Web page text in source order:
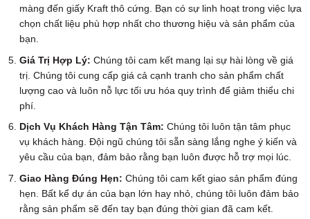
màng đến giấy Kraft thô cứng. Bạn có sự linh hoạt trong việc lựa
chọn chất liệu phù hợp nhất cho thương hiệu và sản phẩm của
bạn.
Giá Trị Hợp Lý: Chúng tôi cam kết mang lại sự hài lòng về giá
trị. Chúng tôi cung cấp giá cả cạnh tranh cho sản phẩm chất
lượng cao và luôn nỗ lực tối ưu hóa quy trình để giảm thiểu chi
phí.
Dịch Vụ Khách Hàng Tận Tâm: Chúng tôi luôn tận tâm phục
vụ khách hàng. Đội ngũ chúng tôi sẵn sàng lắng nghe ý kiến và
yêu cầu của bạn, đảm bảo rằng bạn luôn được hỗ trợ mọi lúc.
Giao Hàng Đúng Hẹn: Chúng tôi cam kết giao sản phẩm đúng
hẹn. Bất kể dự án của bạn lớn hay nhỏ, chúng tôi luôn đảm bảo
rằng sản phẩm sẽ đến tay bạn đúng thời gian đã cam kết.